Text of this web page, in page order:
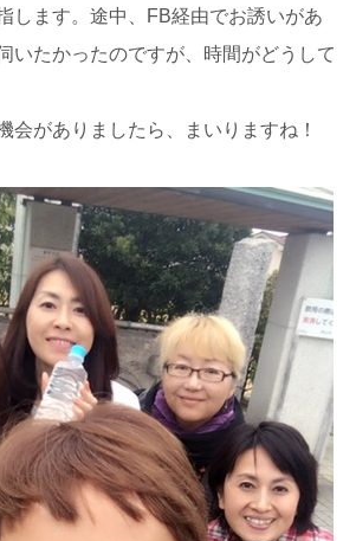
します。途中、FB経由でお誘いがあ
いたかったのですが、時間がどうして
会がありましたら、まいりますね！